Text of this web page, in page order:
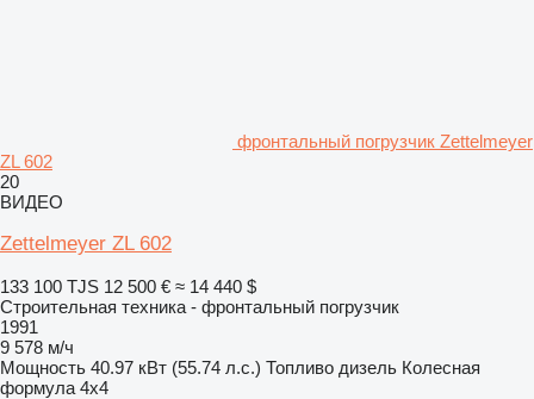
фронтальный погрузчик Zettelmeyer
ZL 602
20
ВИДЕО
Zettelmeyer ZL 602
133 100 TJS 12 500 € ≈ 14 440 $
Строительная техника - фронтальный погрузчик
1991
9 578 м/ч
Мощность 40.97 кВт (55.74 л.с.) Топливо дизель Колесная
формула 4x4